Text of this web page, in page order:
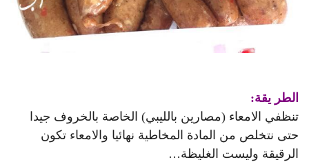
الطر يقة:
تنظفي الامعاء (مصارين بالليبي) الخاصة بالخروف جيدا
حتى نتخلص من المادة المخاطية نهائيا والامعاء تكون
الرقيقة وليست الغليظة…